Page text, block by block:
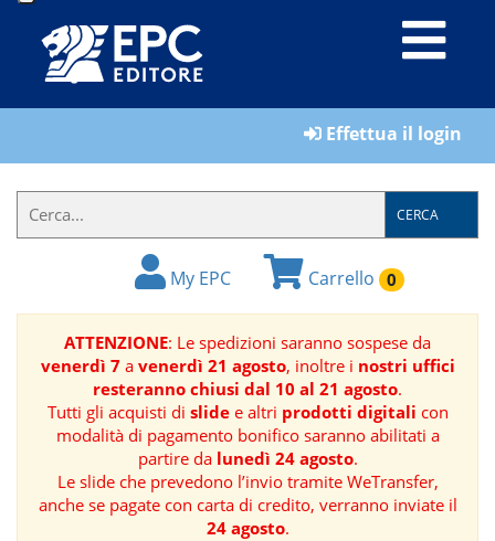
LIBRI
IL
FORMATORE
BOOK
RIVISTE
MANUALISTICA
SOFTWARE
Effettua il login
CERCA
My EPC Carrello 0
ATTENZIONE: Le spedizioni saranno sospese da
venerdì 7a venerdì 21 agosto, inoltre i nostri uffici
resteranno chiusi dal 10 al 21 agosto.
Tutti gli acquisti di slidee altri prodotti digitali con
modalità di pagamento bonifico saranno abilitati a
partire da lunedì 24 agosto.
Le slide che prevedono l’invio tramite WeTransfer,
anche se pagate con carta di credito, verranno inviate il
24 agosto.